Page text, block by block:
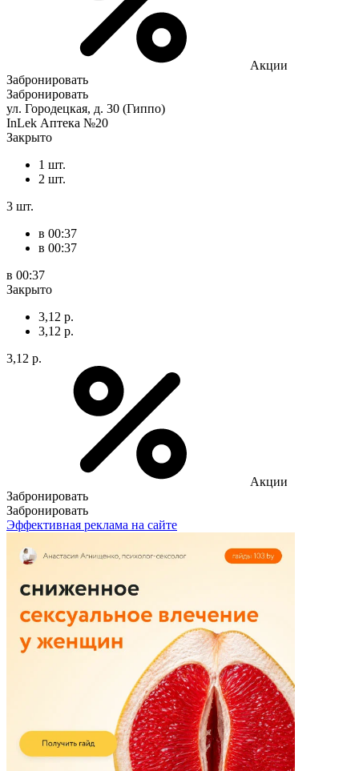
Акции
Забронировать
Забронировать
ул. Городецкая, д. 30 (Гиппо)
InLek Аптека №20
Закрыто
1 шт.
2 шт.
3 шт.
в 00:37
в 00:37
в 00:37
Закрыто
3,12 р.
3,12 р.
3,12 р.
Акции
Забронировать
Забронировать
Эффективная реклама на сайте